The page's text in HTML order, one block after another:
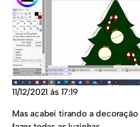
11/12/2021 às 17:19
Mas acabei tirando a